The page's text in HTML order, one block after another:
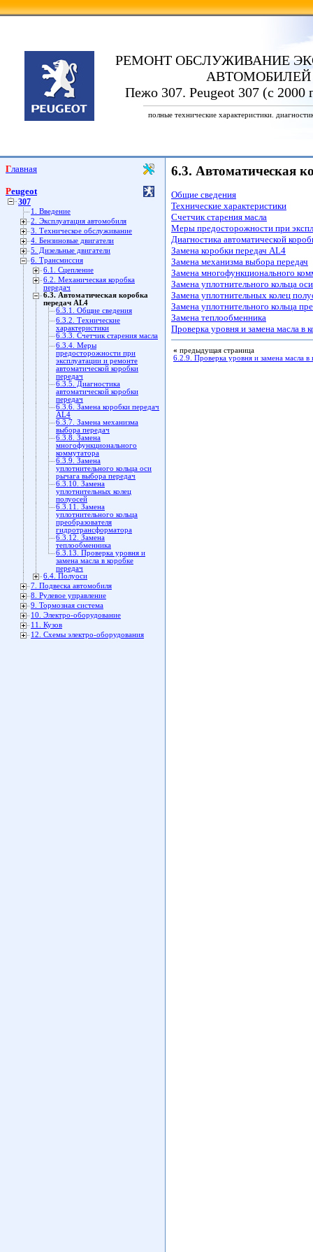
РЕМОНТ ОБСЛУЖИВАНИЕ
АВТОМОБИЛЕЙ
Пежо 307. Peugeot 307 (с 2000
полные технические характеристики.
Главная
Peugeot
307
1. Введение
2. Эксплуатация автомобиля
3. Техническое обслуживание
4. Бензиновые двигатели
5. Дизельные двигатели
6. Трансмиссия
6.1. Сцепление
6.2. Механическая коробка
передач
6.3. Автоматическая коробка
передач AL4
6.3.1. Общие сведения
6.3.2. Технические
характеристики
6.3.3. Счетчик старения масла
6.3.4. Меры
предосторожности при
эксплуатации и ремонте
автоматической коробки
передач
6.3.5. Диагностика
автоматической коробки
передач
6.3.6. Замена коробки передач
AL4
6.3.7. Замена механизма
выбора передач
6.3.8. Замена
многофункционального
коммутатора
6.3.9. Замена
уплотнительного кольца оси
рычага выбора передач
6.3.10. Замена
уплотнительных колец
полуосей
6.3.11. Замена
уплотнительного кольца
преобразователя
гидротрансформатора
6.3.12. Замена
теплообменника
6.3.13. Проверка уровня и
замена масла в коробке
передач
6.4. Полуоси
7. Подвеска автомобиля
8. Рулевое управление
9. Тормозная система
10. Электро-оборудование
11. Кузов
12. Схемы электро-оборудования
6.3. Автоматическая
Общие сведения
Технические характеристики
Счетчик старения масла
Меры предосторожности при
Диагностика автоматической
Замена коробки передач AL4
Замена механизма выбора передач
Замена многофункционального
Замена уплотнительного кольца
Замена уплотнительных колец
Замена уплотнительного кольца
Замена теплообменника
Проверка уровня и замена масла в
« предыдущая страница
6.2.9. Проверка уровня и замена масла в